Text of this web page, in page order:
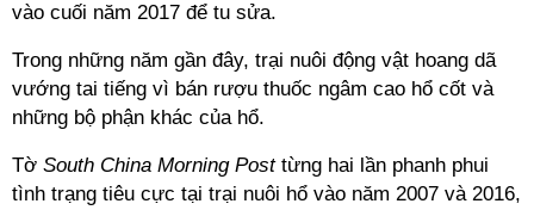
vào cuối năm 2017 để tu sửa.
Trong những năm gần đây, trại nuôi động vật hoang dã
vướng tai tiếng vì bán rượu thuốc ngâm cao hổ cốt và
những bộ phận khác của hổ.
Tờ South China Morning Posttừng hai lần phanh phui
tình trạng tiêu cực tại trại nuôi hổ vào năm 2007 và 2016,